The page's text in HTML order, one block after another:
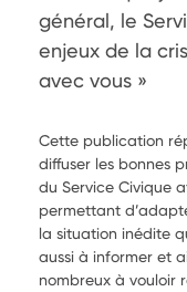
général, le
enjeux de la
avec vous »
Cette publication
diffuser les bonnes
du Service Civique
permettant
la situation inédite
aussi à informer et
nombreux à vouloir